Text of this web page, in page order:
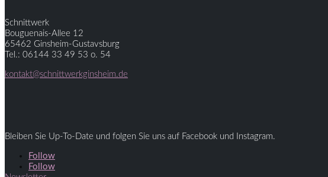
Schnittwerk
Bouguenais-Allee 12
65462 Ginsheim-Gustavsburg
Tel.: 06144 33 49 53 o. 54
kontakt@schnittwerkginsheim.de
Bleiben Sie Up-To-Date und folgen Sie uns auf Facebook und Instagram.
Follow
Follow